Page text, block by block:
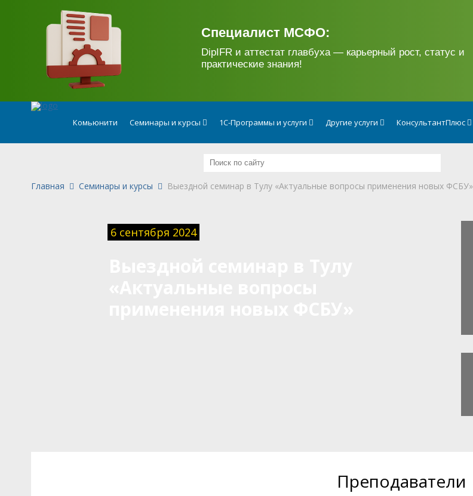
Специалист МСФО:
DipIFR и аттестат главбуха — карьерный рост, статус и
практические знания!
Комьюнити Семинары и курсы 1С-Программы и услуги Другие услуги КонсультантПлюс
Главная Семинары и курсы Выездной семинар в Тулу «Актуальные вопросы применения новых ФСБУ»
6 сентября 2024
Преподаватели